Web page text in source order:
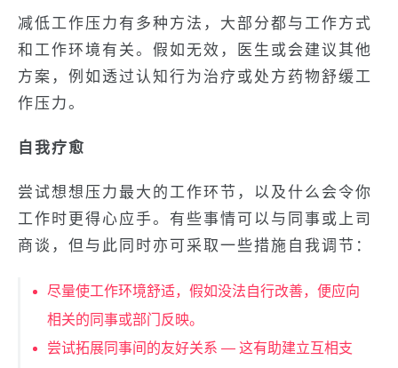
减低工作压力有多种方法，大部分都与工作方式
和工作环境有关。假如无效，医生或会建议其他
方案，例如透过认知行为治疗或处方药物舒缓工
作压力。
自我疗愈
尝试想想压力最大的工作环节，以及什么会令你
工作时更得心应手。有些事情可以与同事或上司
商谈，但与此同时亦可采取一些措施自我调节：
尽量使工作环境舒适，假如没法自行改善，便应向
相关的同事或部门反映。
尝试拓展同事间的友好关系 — 这有助建立互相支